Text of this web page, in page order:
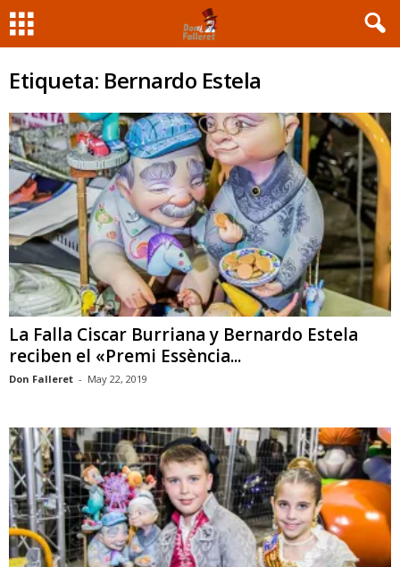
Etiqueta: Bernardo Estela
La Falla Ciscar Burriana y Bernardo Estela
reciben el «Premi Essència...
Don Falleret - May 22, 2019